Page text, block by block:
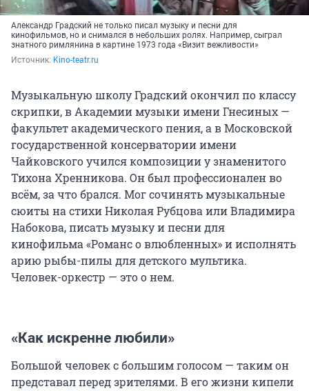
Александр Градский не только писал музыку и песни для
кинофильмов, но и снимался в небольших ролях. Например, сыграл
знатного римлянина в картине 1973 года «Визит вежливости»
Источник: Kino-teatr.ru
Музыкальную школу Градский окончил по классу
скрипки, в Академии музыки имени Гнесиных —
факультет академического пения, а в Московской
государственной консерватории имени
Чайковского учился композиции у знаменитого
Тихона Хренникова. Он был профессионален во
всём, за что брался. Мог сочинять музыкальные
сюиты на стихи Николая Рубцова или Владимира
Набокова, писать музыку и песни для
кинофильма «Романс о влюбленных» и исполнять
арию рыбы-пилы для детского мультика.
Человек-оркестр — это о нем.
«Как искренне любили»
Большой человек с большим голосом — таким он
представал перед зрителями. В его жизни кипели